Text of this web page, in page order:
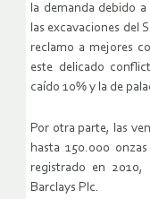
la demanda debido
las excavaciones del
reclamo a mejores
este delicado
caído 10% y la de
Por otra parte, las
hasta 150.000
registrado en 2010,
Barclays Plc.